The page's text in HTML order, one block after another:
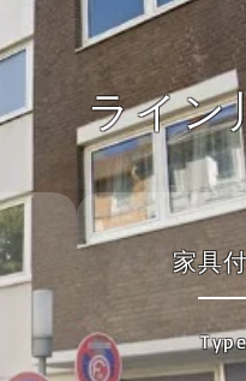
ライン
家具